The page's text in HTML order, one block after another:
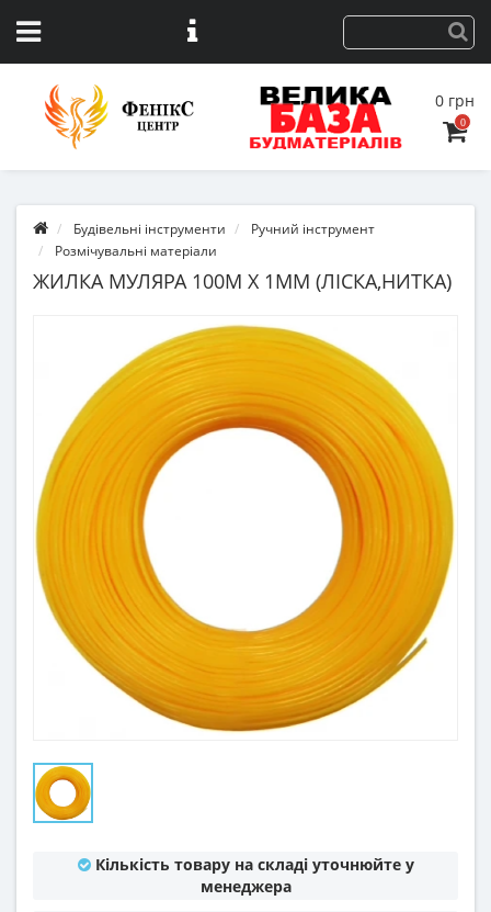
0 грн
0
Будівельні інструменти
Ручний інструмент
Розмічувальні матеріали
ЖИЛКА МУЛЯРА 100М Х 1ММ (ЛІСКА,НИТКА)
Кількість товару на складі уточнюйте у
менеджера